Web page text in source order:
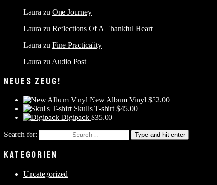
Laura zu One Journey
Laura zu Reflections Of A Thankful Heart
Laura zu Fine Practicality
Laura zu Audio Post
NEUES ZEUG!
New Album Vinyl $32.00
Skulls T-shirt $45.00
Digipack $35.00
Search for: Type and hit enter
KATEGORIEN
Uncategorized